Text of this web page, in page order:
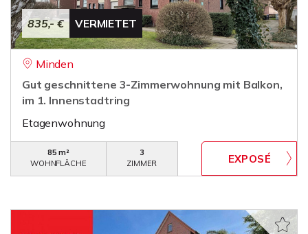
835,- € VERMIETET
Minden
Gut geschnittene 3-Zimmerwohnung mit Balkon,
im 1. Innenstadtring
Etagenwohnung
85 m²
WOHNFLÄCHE
3
ZIMMER